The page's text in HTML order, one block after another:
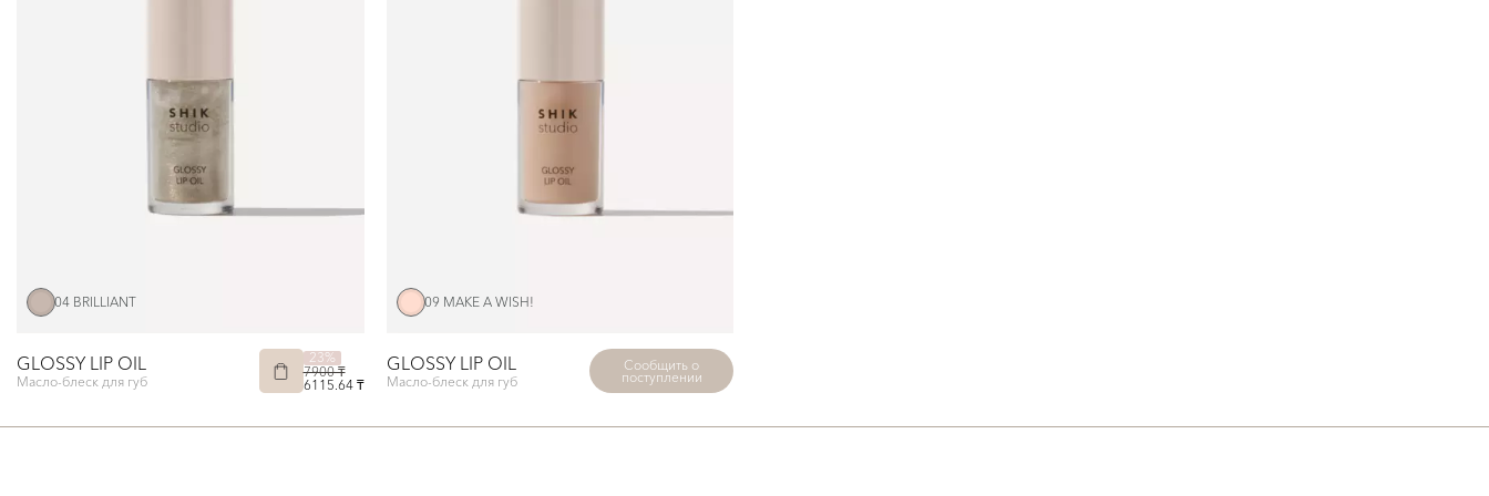
04 BRILLIANT
GLOSSY LIP OIL
Масло-блеск для губ
23%
7900 ₸
6115.64 ₸
09 MAKE A WISH!
GLOSSY LIP OIL
Масло-блеск для губ
Сообщить о
поступлении